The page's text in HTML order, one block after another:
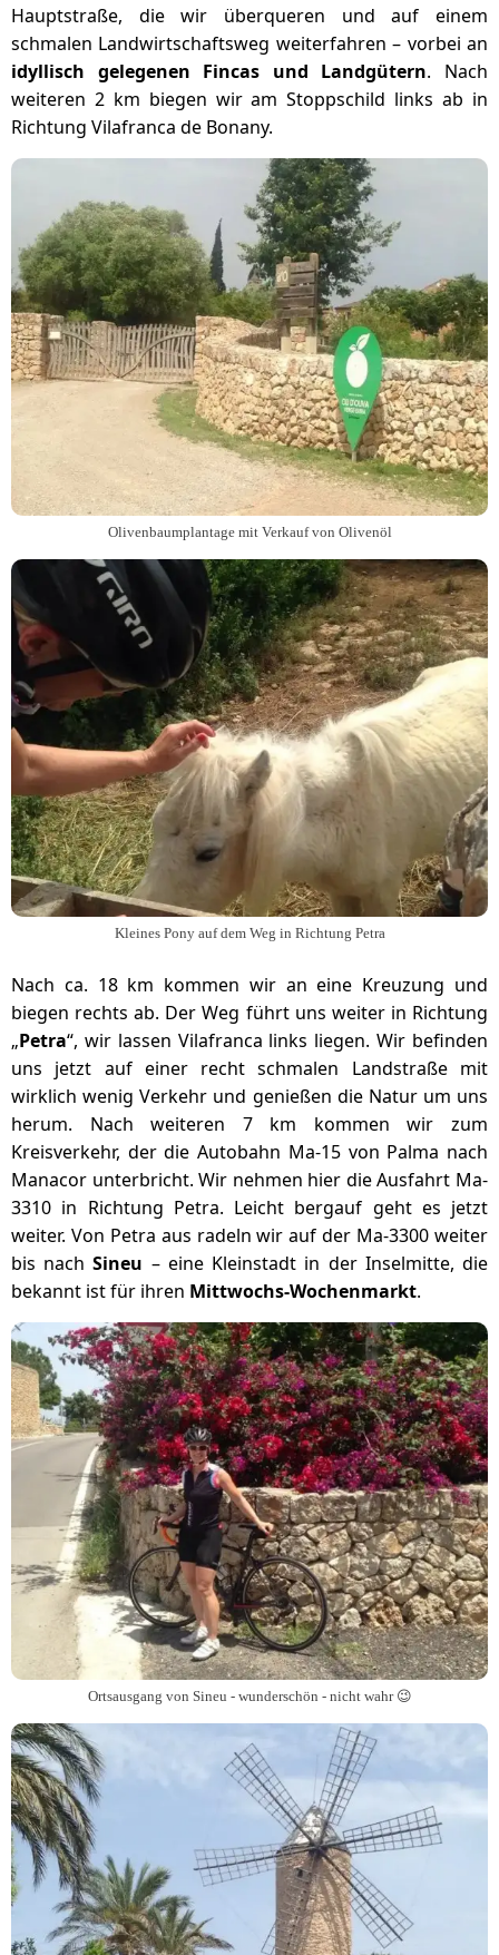
Hauptstraße, die wir überqueren und auf einem
schmalen Landwirtschaftsweg weiterfahren – vorbei an
idyllisch gelegenen Fincas und Landgütern. Nach
weiteren 2 km biegen wir am Stoppschild links ab in
Richtung Vilafranca de Bonany.
Olivenbaumplantage mit Verkauf von Olivenöl
Kleines Pony auf dem Weg in Richtung Petra
Nach ca. 18 km kommen wir an eine Kreuzung und
biegen rechts ab. Der Weg führt uns weiter in Richtung
„Petra“, wir lassen Vilafranca links liegen. Wir befinden
uns jetzt auf einer recht schmalen Landstraße mit
wirklich wenig Verkehr und genießen die Natur um uns
herum. Nach weiteren 7 km kommen wir zum
Kreisverkehr, der die Autobahn Ma-15 von Palma nach
Manacor unterbricht. Wir nehmen hier die Ausfahrt Ma-
3310 in Richtung Petra. Leicht bergauf geht es jetzt
weiter. Von Petra aus radeln wir auf der Ma-3300 weiter
bis nachSineu – eine Kleinstadt in der Inselmitte, die
bekannt ist für ihren Mittwochs-Wochenmarkt.
Ortsausgang von Sineu - wunderschön - nicht wahr 😉